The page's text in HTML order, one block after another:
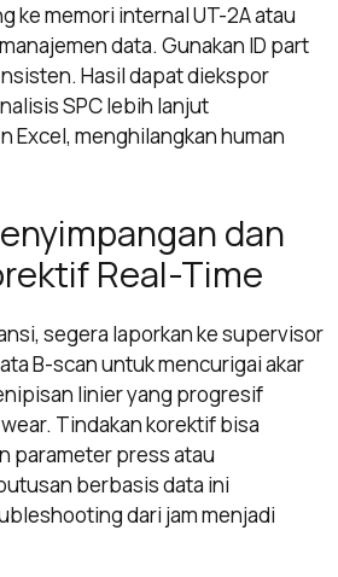
ke memori internal UT-2A atau
data. Gunakan ID part
Hasil dapat diekspor
SPC lebih lanjut
Excel, menghilangkan human
dan
Real-Time
segera laporkan ke supervisor
B-scan untuk mencurigai akar
linier yang progresif
Tindakan korektif bisa
parameter press atau
berbasis data ini
dari jam menjadi